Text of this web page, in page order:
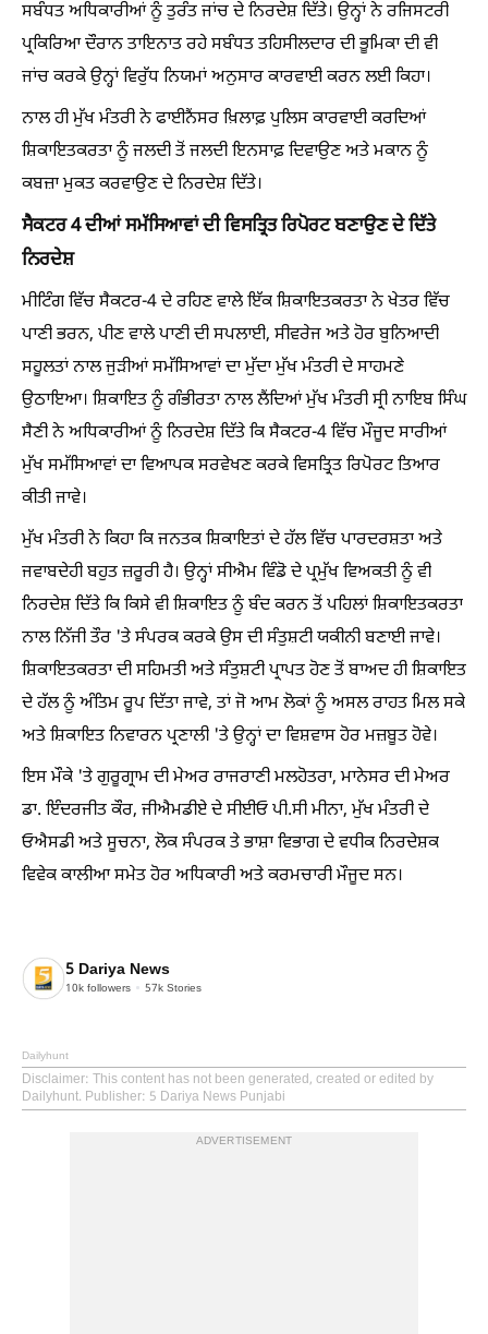
ਸਬੰਧਤ ਅਧਿਕਾਰੀਆਂ ਨੂੰ ਤੁਰੰਤ ਜਾਂਚ ਦੇ ਨਿਰਦੇਸ਼ ਦਿੱਤੇ। ਉਨ੍ਹਾਂ ਨੇ ਰਜਿਸਟਰੀ
ਪ੍ਰਕਿਰਿਆ ਦੌਰਾਨ ਤਾਇਨਾਤ ਰਹੇ ਸਬੰਧਤ ਤਹਿਸੀਲਦਾਰ ਦੀ ਭੂਮਿਕਾ ਦੀ ਵੀ
ਜਾਂਚ ਕਰਕੇ ਉਨ੍ਹਾਂ ਵਿਰੁੱਧ ਨਿਯਮਾਂ ਅਨੁਸਾਰ ਕਾਰਵਾਈ ਕਰਨ ਲਈ ਕਿਹਾ।
ਨਾਲ ਹੀ ਮੁੱਖ ਮੰਤਰੀ ਨੇ ਫਾਈਨੈਂਸਰ ਖ਼ਿਲਾਫ਼ ਪੁਲਿਸ ਕਾਰਵਾਈ ਕਰਦਿਆਂ
ਸ਼ਿਕਾਇਤਕਰਤਾ ਨੂੰ ਜਲਦੀ ਤੋਂ ਜਲਦੀ ਇਨਸਾਫ਼ ਦਿਵਾਉਣ ਅਤੇ ਮਕਾਨ ਨੂੰ
ਕਬਜ਼ਾ ਮੁਕਤ ਕਰਵਾਉਣ ਦੇ ਨਿਰਦੇਸ਼ ਦਿੱਤੇ।
ਸੈਕਟਰ 4 ਦੀਆਂ ਸਮੱਸਿਆਵਾਂ ਦੀ ਵਿਸਤ੍ਰਿਤ ਰਿਪੋਰਟ ਬਣਾਉਣ ਦੇ ਦਿੱਤੇ
ਨਿਰਦੇਸ਼
ਮੀਟਿੰਗ ਵਿੱਚ ਸੈਕਟਰ-4 ਦੇ ਰਹਿਣ ਵਾਲੇ ਇੱਕ ਸ਼ਿਕਾਇਤਕਰਤਾ ਨੇ ਖੇਤਰ ਵਿੱਚ
ਪਾਣੀ ਭਰਨ, ਪੀਣ ਵਾਲੇ ਪਾਣੀ ਦੀ ਸਪਲਾਈ, ਸੀਵਰੇਜ ਅਤੇ ਹੋਰ ਬੁਨਿਆਦੀ
ਸਹੂਲਤਾਂ ਨਾਲ ਜੁੜੀਆਂ ਸਮੱਸਿਆਵਾਂ ਦਾ ਮੁੱਦਾ ਮੁੱਖ ਮੰਤਰੀ ਦੇ ਸਾਹਮਣੇ
ਉਠਾਇਆ। ਸ਼ਿਕਾਇਤ ਨੂੰ ਗੰਭੀਰਤਾ ਨਾਲ ਲੈਂਦਿਆਂ ਮੁੱਖ ਮੰਤਰੀ ਸ੍ਰੀ ਨਾਇਬ ਸਿੰਘ
ਸੈਣੀ ਨੇ ਅਧਿਕਾਰੀਆਂ ਨੂੰ ਨਿਰਦੇਸ਼ ਦਿੱਤੇ ਕਿ ਸੈਕਟਰ-4 ਵਿੱਚ ਮੌਜੂਦ ਸਾਰੀਆਂ
ਮੁੱਖ ਸਮੱਸਿਆਵਾਂ ਦਾ ਵਿਆਪਕ ਸਰਵੇਖਣ ਕਰਕੇ ਵਿਸਤ੍ਰਿਤ ਰਿਪੋਰਟ ਤਿਆਰ
ਕੀਤੀ ਜਾਵੇ।
ਮੁੱਖ ਮੰਤਰੀ ਨੇ ਕਿਹਾ ਕਿ ਜਨਤਕ ਸ਼ਿਕਾਇਤਾਂ ਦੇ ਹੱਲ ਵਿੱਚ ਪਾਰਦਰਸ਼ਤਾ ਅਤੇ
ਜਵਾਬਦੇਹੀ ਬਹੁਤ ਜ਼ਰੂਰੀ ਹੈ। ਉਨ੍ਹਾਂ ਸੀਐਮ ਵਿੰਡੋ ਦੇ ਪ੍ਰਮੁੱਖ ਵਿਅਕਤੀ ਨੂੰ ਵੀ
ਨਿਰਦੇਸ਼ ਦਿੱਤੇ ਕਿ ਕਿਸੇ ਵੀ ਸ਼ਿਕਾਇਤ ਨੂੰ ਬੰਦ ਕਰਨ ਤੋਂ ਪਹਿਲਾਂ ਸ਼ਿਕਾਇਤਕਰਤਾ
ਨਾਲ ਨਿੱਜੀ ਤੌਰ 'ਤੇ ਸੰਪਰਕ ਕਰਕੇ ਉਸ ਦੀ ਸੰਤੁਸ਼ਟੀ ਯਕੀਨੀ ਬਣਾਈ ਜਾਵੇ।
ਸ਼ਿਕਾਇਤਕਰਤਾ ਦੀ ਸਹਿਮਤੀ ਅਤੇ ਸੰਤੁਸ਼ਟੀ ਪ੍ਰਾਪਤ ਹੋਣ ਤੋਂ ਬਾਅਦ ਹੀ ਸ਼ਿਕਾਇਤ
ਦੇ ਹੱਲ ਨੂੰ ਅੰਤਿਮ ਰੂਪ ਦਿੱਤਾ ਜਾਵੇ, ਤਾਂ ਜੋ ਆਮ ਲੋਕਾਂ ਨੂੰ ਅਸਲ ਰਾਹਤ ਮਿਲ ਸਕੇ
ਅਤੇ ਸ਼ਿਕਾਇਤ ਨਿਵਾਰਨ ਪ੍ਰਣਾਲੀ 'ਤੇ ਉਨ੍ਹਾਂ ਦਾ ਵਿਸ਼ਵਾਸ ਹੋਰ ਮਜ਼ਬੂਤ ਹੋਵੇ।
ਇਸ ਮੌਕੇ 'ਤੇ ਗੁਰੂਗ੍ਰਾਮ ਦੀ ਮੇਅਰ ਰਾਜਰਾਣੀ ਮਲਹੋਤਰਾ, ਮਾਨੇਸਰ ਦੀ ਮੇਅਰ
ਡਾ. ਇੰਦਰਜੀਤ ਕੌਰ, ਜੀਐਮਡੀਏ ਦੇ ਸੀਈਓ ਪੀ.ਸੀ ਮੀਨਾ, ਮੁੱਖ ਮੰਤਰੀ ਦੇ
ਓਐਸਡੀ ਅਤੇ ਸੂਚਨਾ, ਲੋਕ ਸੰਪਰਕ ਤੇ ਭਾਸ਼ਾ ਵਿਭਾਗ ਦੇ ਵਧੀਕ ਨਿਰਦੇਸ਼ਕ
ਵਿਵੇਕ ਕਾਲੀਆ ਸਮੇਤ ਹੋਰ ਅਧਿਕਾਰੀ ਅਤੇ ਕਰਮਚਾਰੀ ਮੌਜੂਦ ਸਨ।
5 Dariya News
10k followers 57k Stories
Dailyhunt
Disclaimer: This content has not been generated, created or edited by
Dailyhunt. Publisher: 5 Dariya News Punjabi
ADVERTISEMENT